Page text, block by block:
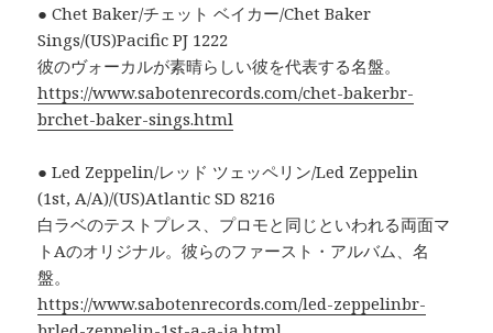
● Chet Baker/チェット ベイカー/Chet Baker
Sings/(US)Pacific PJ 1222
彼のヴォーカルが素晴らしい彼を代表する名盤。
https://www.sabotenrecords.com/chet-bakerbr-
brchet-baker-sings.html
● Led Zeppelin/レッド ツェッペリン/Led Zeppelin
(1st, A/A)/(US)Atlantic SD 8216
白ラベのテストプレス、プロモと同じといわれる両面マ
トAのオリジナル。彼らのファースト・アルバム、名
盤。
https://www.sabotenrecords.com/led-zeppelinbr-